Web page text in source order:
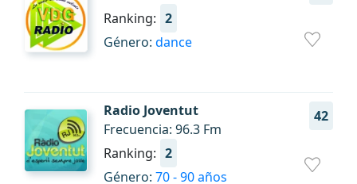
Ranking: 2
Género: dance
Radio Joventut 42
Frecuencia: 96.3 Fm
Ranking: 2
Género: 70 - 90 años